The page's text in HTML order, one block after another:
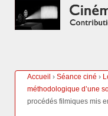
Accueil › Séance ciné ›
méthodologique d’une
procédés filmiques mis